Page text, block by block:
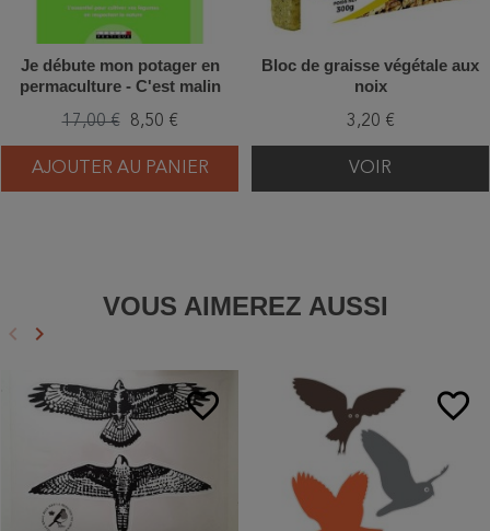
Je débute mon potager en
permaculture - C'est malin
17,00 € 8,50 €
AJOUTER AU PANIER
Bloc de graisse végétale aux
noix
3,20 €
VOIR
VOUS AIMEREZ AUSSI
Précédent
keyboard_arrow_left Suivant
keyboard_arrow_right
favorite_border favorite_border